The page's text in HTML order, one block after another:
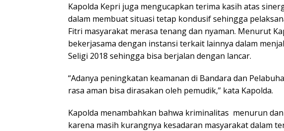
Kapolda Kepri juga mengucapkan terima kasih atas
dalam membuat situasi tetap kondusif sehingga
Fitri masyarakat merasa tenang dan nyaman. Menurut
bekerjasama dengan instansi terkait lainnya dalam
Seligi 2018 sehingga bisa berjalan dengan lancar.
“Adanya peningkatan keamanan di Bandara dan
rasa aman bisa dirasakan oleh pemudik,” kata Kapolda.
Kapolda menambahkan bahwa kriminalitas menurun
karena masih kurangnya kesadaran masyarakat dalam